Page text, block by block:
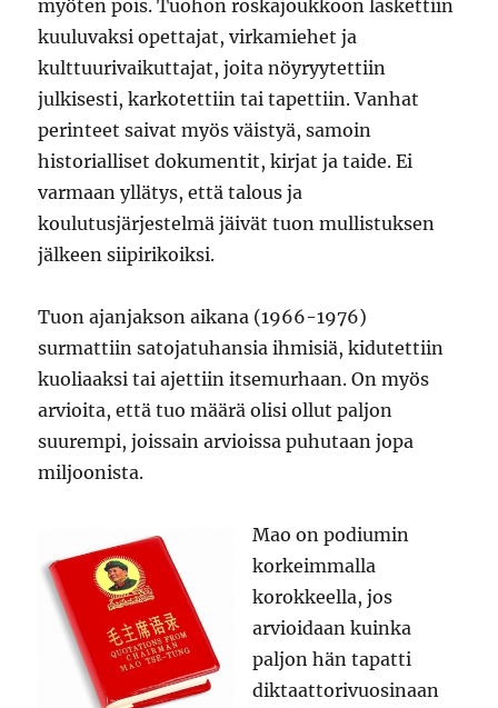
myöten pois. Tuohon roskajoukkoon laskettiin
kuuluvaksi opettajat, virkamiehet ja
kulttuurivaikuttajat, joita nöyryytettiin
julkisesti, karkotettiin tai tapettiin. Vanhat
perinteet saivat myös väistyä, samoin
historialliset dokumentit, kirjat ja taide. Ei
varmaan yllätys, että talous ja
koulutusjärjestelmä jäivät tuon mullistuksen
jälkeen siipirikoiksi.
Tuon ajanjakson aikana (1966-1976)
surmattiin satojatuhansia ihmisiä, kidutettiin
kuoliaaksi tai ajettiin itsemurhaan. On myös
arvioita, että tuo määrä olisi ollut paljon
suurempi, joissain arvioissa puhutaan jopa
miljoonista.
Mao on podiumin
korkeimmalla
korokkeella, jos
arvioidaan kuinka
paljon hän tapatti
diktaattorivuosinaan